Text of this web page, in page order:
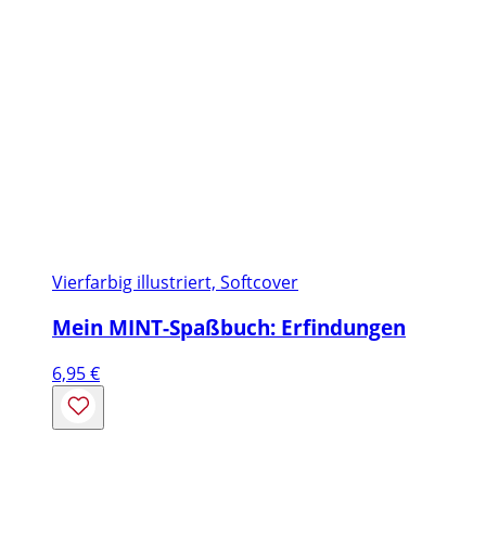
Vierfarbig illustriert, Softcover
Mein MINT-Spaßbuch: Erfindungen
6,95€